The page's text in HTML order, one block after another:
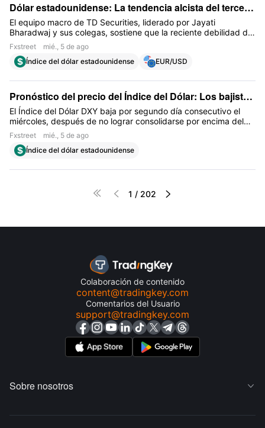
Dólar estadounidense: La tendencia alcista del tercer
trimestre se mantiene intacta – TD Securities
El equipo macro de TD Securities, liderado por Jayati
Bharadwaj y sus colegas, sostiene que la reciente debilidad del
Dólar tras el FOMC de julio es un retroceso de corta duración
dentro de una tendencia alcista más amplia del USD en el
tercer trimestre de 2026
Índice del dólar estadounidense EUR/USD
Fxstreet mié., 5 de ago
Pronóstico del precio del Índice del Dólar: Los bajistas
apuntan a mínimos de dos meses alrededor de 99.40
El Índice del Dólar DXY baja por segundo día consecutivo el
miércoles, después de no lograr consolidarse por encima del
nivel de 100.00 el lunes.
Índice del dólar estadounidense
Fxstreet mié., 5 de ago

  1 / 202 
Colaboración de contenido
content@tradingkey.com
Comentarios del Usuario
support@tradingkey.com
Sobre nosotros 